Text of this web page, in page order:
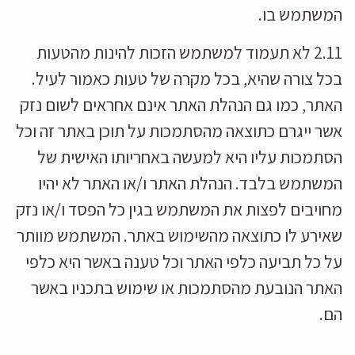
המשתמש בו.
2.11 לא תעמוד למשתמש הזכות להינות מהטעות
בכל צורה שהיא, בכל מקרה של טעות כאמור לעיל.
האתר, כמו גם הנהלת האתר אינם אחראים לשום נזק
אשר ייגרם כתוצאה מהסתמכות על תוכן באתר זה וכל
הסתמכות עליו היא למעשה באחריותו האישית של
המשתמש בלבד. הנהלת האתר ו/או האתר לא יהיו
מחויבים לפצות את המשתמש בגין כל הפסד ו/או נזק
שאירע לו כתוצאה מהשימוש באתר. המשתמש מוותר
על כל תביעה כלפי האתר וכל טענה באשר היא כלפי
האתר הנובעת מהסתמכות או שימוש בתכניו באשר
הם.